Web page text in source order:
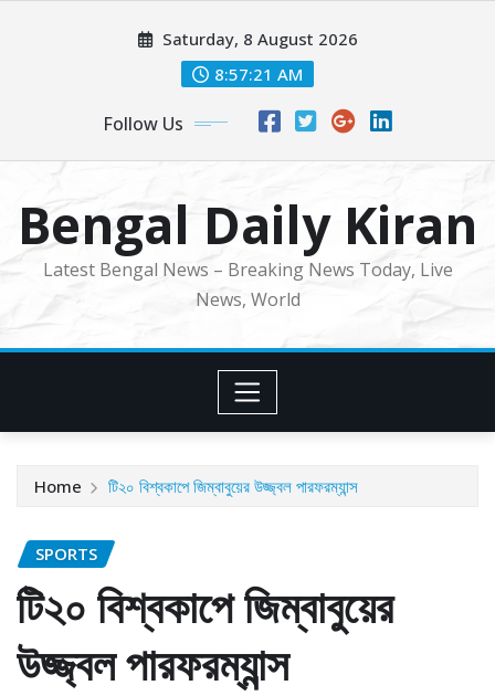
Saturday, 8 August 2026
8:57:23 AM
Follow Us
Bengal Daily Kiran
Latest Bengal News – Breaking News Today, Live
News, World
Home টি২০ বিশ্বকাপে জিম্বাবুয়ের উজ্জ্বল পারফরম্যান্স
SPORTS
টি২০ বিশ্বকাপে জিম্বাবুয়ের
উজ্জ্বল পারফরম্যান্স